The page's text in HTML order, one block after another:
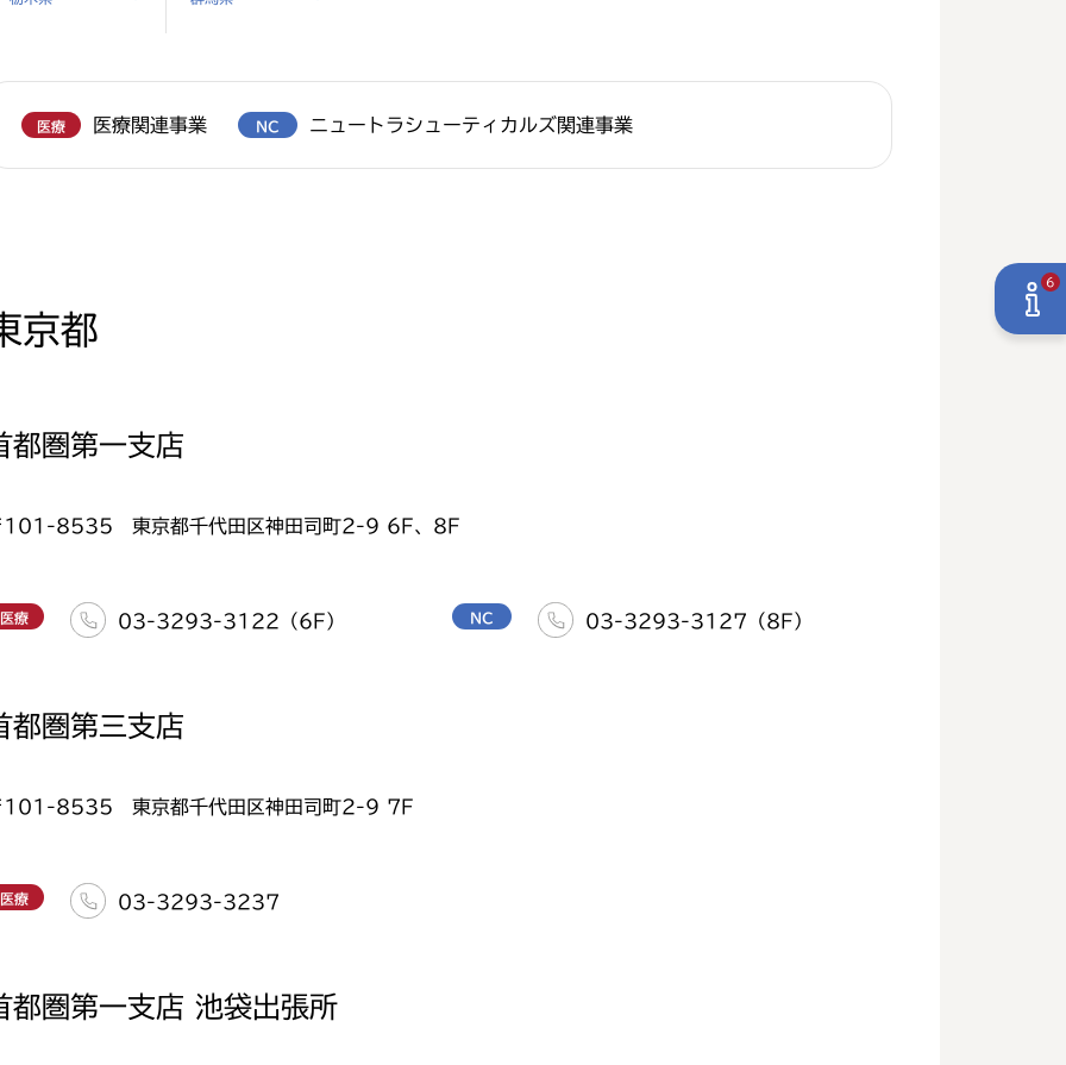
医療 医療関連事業 NC ニュートラシューティカルズ関連事業
京都
都圏第一支店
101-8535 東京都千代田区神田司町2-9 6F、8F
医療 03-3293-3122（6F） NC 03-3293-3127（8F）
都圏第三支店
101-8535 東京都千代田区神田司町2-9 7F
医療 03-3293-3237
都圏第一支店 池袋出張所
6